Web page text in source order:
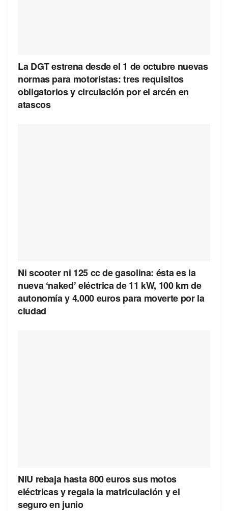
La DGT estrena desde el 1 de octubre nuevas
normas para motoristas: tres requisitos
obligatorios y circulación por el arcén en
atascos
Ni scooter ni 125 cc de gasolina: ésta es la
nueva ‘naked’ eléctrica de 11 kW, 100 km de
autonomía y 4.000 euros para moverte por la
ciudad
NIU rebaja hasta 800 euros sus motos
eléctricas y regala la matriculación y el
seguro en junio